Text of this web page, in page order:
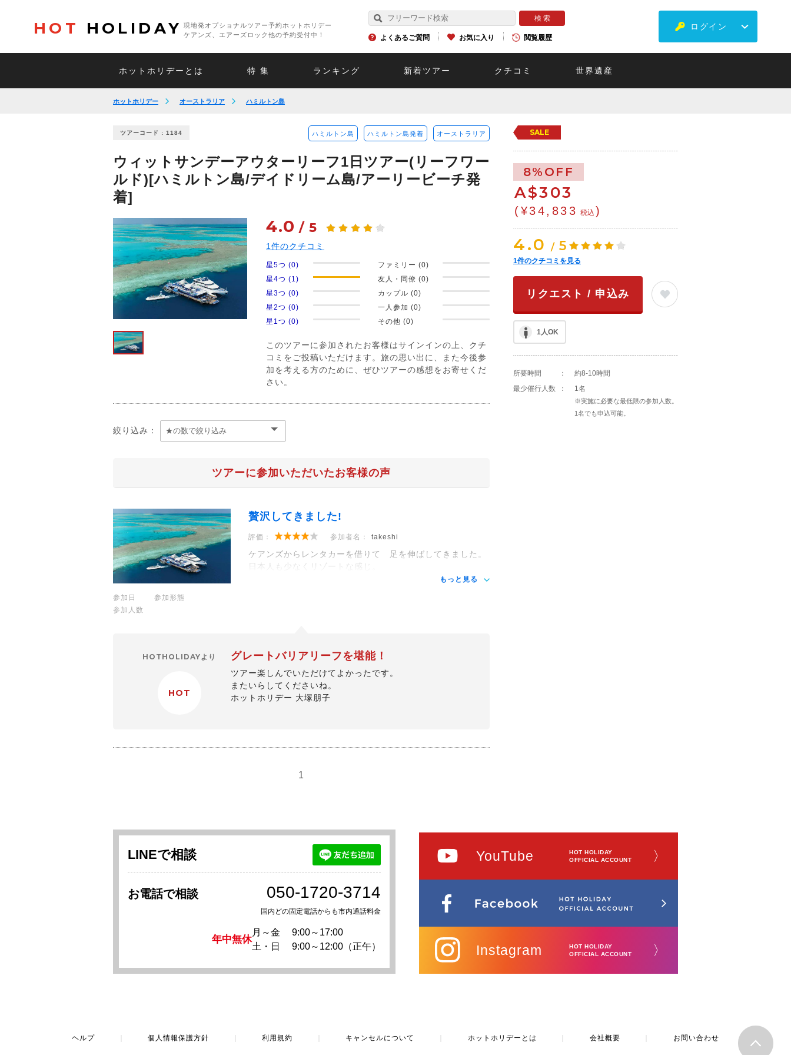
HOT HOLIDAY
現地発オプショナルツアー予約ホットホリデー
ケアンズ、エアーズロック他の予約受付中！
よくあるご質問 お気に入り 閲覧履歴
ログイン
ホットホリデーとは 特 集 ランキング 新着ツアー クチコミ 世界遺産
ホットホリデー オーストラリア ハミルトン島
ツアーコード : 1184 ハミルトン島 ハミルトン島発着 オーストラリア
ウィットサンデーアウターリーフ1日ツアー(リーフワー
ルド)[ハミルトン島/デイドリーム島/アーリービーチ発
着]
4.0 / 5
1件のクチコミ
星5つ (0)
星4つ (1)
星3つ (0)
星2つ (0)
星1つ (0)
ファミリー (0)
友人・同僚 (0)
カップル (0)
一人参加 (0)
その他 (0)
このツアーに参加されたお客様はサインインの上、クチ
コミをご投稿いただけます。旅の思い出に、また今後参
加を考える方のために、ぜひツアーの感想をお寄せくだ
さい。
絞り込み：
ツアーに参加いただいたお客様の声
贅沢してきました!
評価： 参加者名： takeshi
ケアンズからレンタカーを借りて 足を伸ばしてきました。
日本人も少なくリゾートな感じ。
もっと見る
参加日
参加形態
参加人数
HOTHOLIDAYより
HOT
グレートバリアリーフを堪能！
ツアー楽しんでいただけてよかったです。
またいらしてくださいね。
ホットホリデー 大塚朋子
1
SALE
8%OFF
A$303
(¥34,833 税込 )
4.0 / 5
1件のクチコミを見る
リクエスト / 申込み
1人OK
所要時間 ：
約8-10時間
最少催行人数
： 1名
※実施に必要な最低限の参加人数。
1名でも申込可能。
LINEで相談
お電話で相談 050-1720-3714
国内どの固定電話からも市内通話料金
年中無休
月～金
9:00～17:00
土・日
9:00～12:00（正午）
YouTube
HOT HOLIDAY
OFFICIAL ACCOUNT
〉
Instagram
HOT HOLIDAY
OFFICIAL ACCOUNT
〉
ヘルプ 個人情報保護方針 利用規約 キャンセルについて ホットホリデーとは 会社概要 お問い合わせ